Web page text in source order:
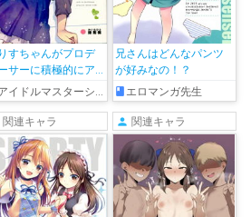
すちゃんがプロデ
サーに積極的にア
ーチしまくるコメ
恋愛日誌!!
イドルマスターシンデレラガールズ
兄さんはどんなパンツ
が好みなの！？
エロマンガ先生
関連キャラ 関連キャラ